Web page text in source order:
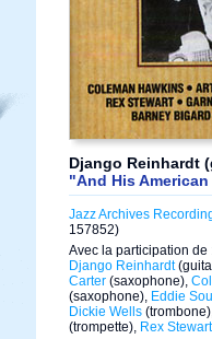
Django Reinhardt
"And His
Jazz Archives
157852)
Avec la participation de
Django Reinhardt
Carter (saxophone),
(saxophone), Eddie
Dickie Wells
(trompette), Rex Stewart